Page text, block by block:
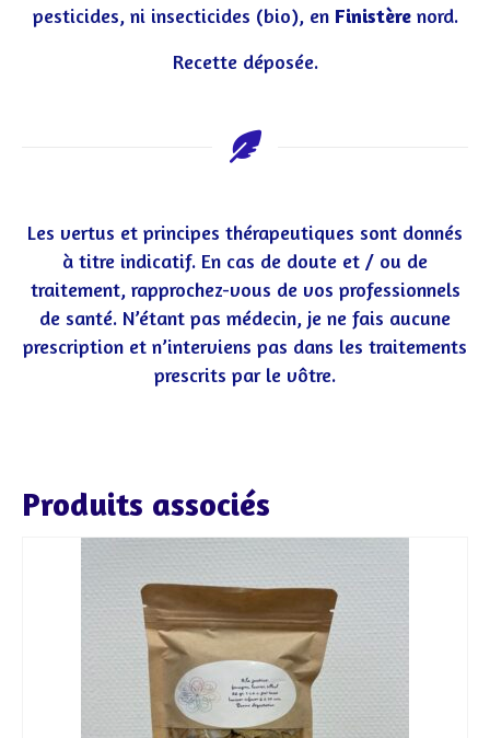
pesticides, ni insecticides (bio), en Finistèrenord.
Recette déposée.
Les vertus et principes thérapeutiques sont donnés
à titre indicatif. En cas de doute et / ou de
traitement, rapprochez-vous de vos professionnels
de santé. N’étant pas médecin, je ne fais aucune
prescription et n’interviens pas dans les traitements
prescrits par le vôtre.
Produits associés